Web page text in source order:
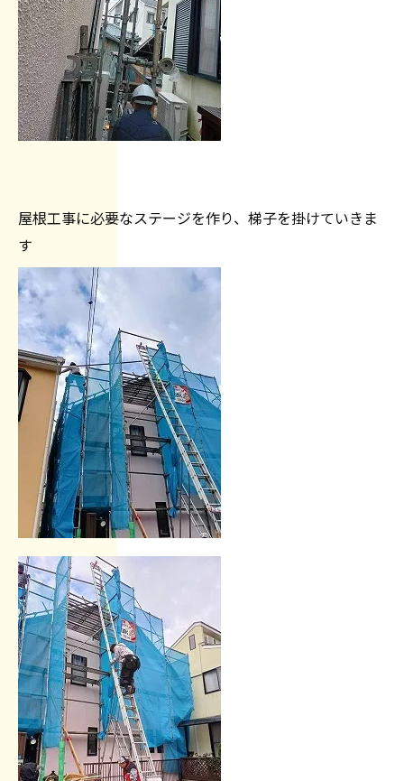
屋根工事に必要なステージを作り、梯子を掛けていきま
す